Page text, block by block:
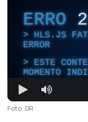
ERRO
HLS.JS
ERROR
ESTE
MOMENTO
Foto: DR